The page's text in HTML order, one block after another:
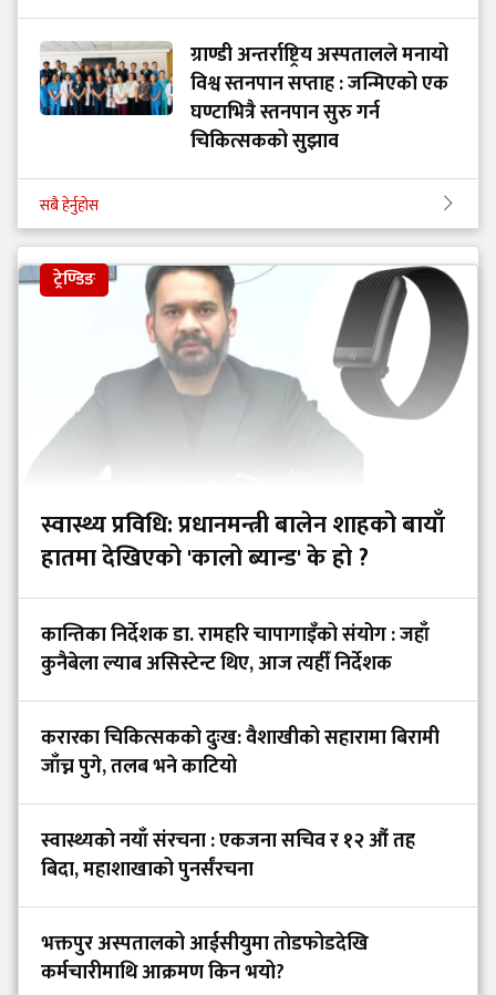
ग्राण्डी अन्तर्राष्ट्रिय अस्पतालले मनायो
विश्व स्तनपान सप्ताह : जन्मिएको एक
घण्टाभित्रै स्तनपान सुरु गर्न
चिकित्सकको सुझाव
सबै हेर्नुहोस
ट्रेण्डिङ
स्वास्थ्य प्रविधि: प्रधानमन्त्री बालेन शाहको बायाँ
हातमा देखिएको 'कालो ब्यान्ड' के हो ?
कान्तिका निर्देशक डा. रामहरि चापागाइँको संयोग : जहाँ
कुनैबेला ल्याब असिस्टेन्ट थिए, आज त्यहीँ निर्देशक
करारका चिकित्सकको दुःख: वैशाखीको सहारामा बिरामी
जाँच्न पुगे, तलब भने काटियो
स्वास्थ्यको नयाँ संरचना : एकजना सचिव र १२ औं तह
बिदा, महाशाखाको पुनर्संरचना
भक्तपुर अस्पतालको आईसीयुमा तोडफोडदेखि
कर्मचारीमाथि आक्रमण किन भयो?